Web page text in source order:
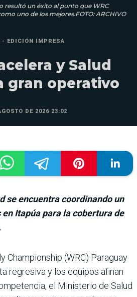
resultó un éxito al punto que WRC
uno de los mejores.FOTO: ARCHIVO
- EDICIÓN IMPRESA
y Salud
gran operativo
DE 2026 23:02
se encuentra coordinando un
Itapúa para la cobertura de
Champions­hip (WRC) Para­guay
regresiva y los equipos afi­nan
el Ministerio de Salud